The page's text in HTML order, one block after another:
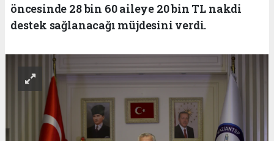
öncesinde 28 bin 60 aileye 20 bin TL nakdi
destek sağlanacağı müjdesini verdi.